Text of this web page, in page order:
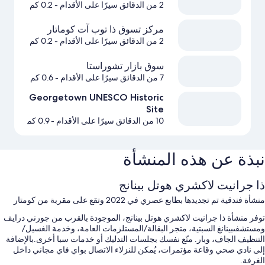
2 من الدقائق سيرًا على الأقدام - 0.2 كم
مركز تسوق ذا توب آت كوماتار
2 من الدقائق سيرًا على الأقدام - 0.2 كم
سوق بازار تشوراستا
7 من الدقائق سيرًا على الأقدام - 0.6 كم
Georgetown UNESCO Historic
Site
10 من الدقائق سيرًا على الأقدام - 0.9 كم
نبذة عن هذه المنشأة
ذا جرانيت لاكشري هوتل بينانج
منشأة فندقية تم تجديدها بطابع عصري في 2022 وتقع على مقربة من كومتار
توفر منشأة ذا جرانيت لاكشري هوتل بينانج، الموجودة بالقرب من جورني درايف
ومستشفىبينانغ السبتية، متجر البقالة/المستلزمات العامة، وخدمة الغسيل/
التنظيف الجاف، وبار. متّع نفسك بجلسات التدليك أو خدمات سبا أخرى.بالإضافة
إلى نادي صحي وقاعة مؤتمرات، يُمكن للنزلاء الاتصال بواي فاي مجاني داخل
الغرفة.